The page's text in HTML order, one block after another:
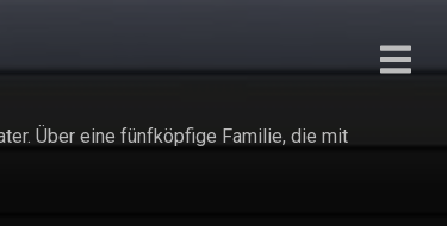
Über eine fünfköpfige Familie, die mit